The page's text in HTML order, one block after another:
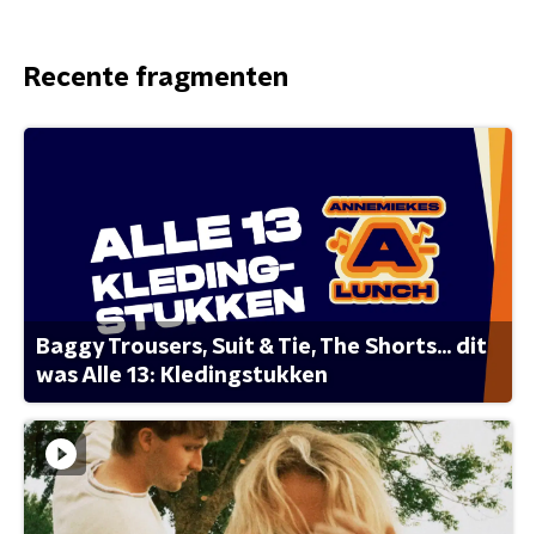
Recente fragmenten
Baggy Trousers, Suit & Tie, The Shorts... dit
was Alle 13: Kledingstukken